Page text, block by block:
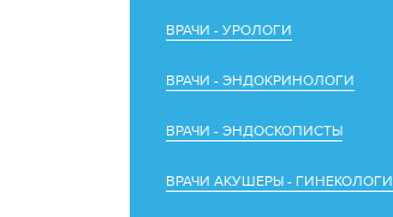
ВРАЧИ - УРОЛОГИ
ВРАЧИ - ЭНДОКРИНОЛОГИ
ВРАЧИ - ЭНДОСКОПИСТЫ
ВРАЧИ АКУШЕРЫ - ГИНЕКОЛОГИ